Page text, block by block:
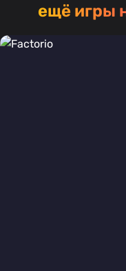
ещё игры